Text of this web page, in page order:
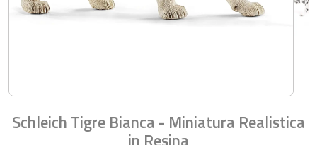
Schleich Tigre Bianca - Miniatura Realistica